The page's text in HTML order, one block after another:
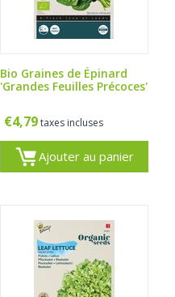
Bio Graines de Épinard
'Grandes Feuilles Précoces'
€4,79 taxes incluses
Ajouter au panier